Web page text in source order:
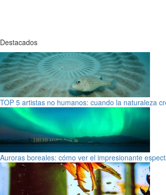
Destacados
TOP 5 artistas no humanos: cuando la naturaleza
Auroras boreales: cómo ver el impresionante